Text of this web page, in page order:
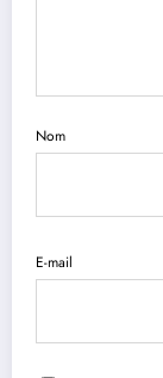
Nom
E-mail